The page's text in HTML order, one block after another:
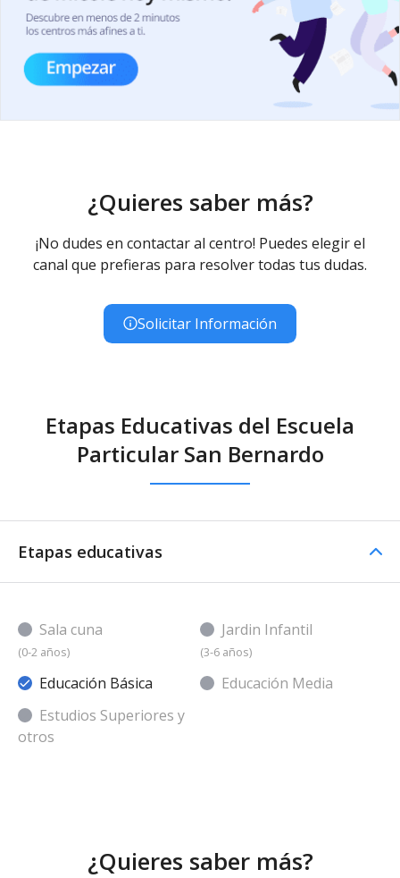
¿Quieres saber más?
¡No dudes en contactar al centro! Puedes elegir el
canal que prefieras para resolver todas tus dudas.
Solicitar Información
Etapas Educativas del Escuela
Particular San Bernardo
Etapas educativas
Sala cuna
(0-2 años)
Jardin Infantil
(3-6 años)
Educación Básica
Educación Media
Estudios Superiores y
otros
¿Quieres saber más?